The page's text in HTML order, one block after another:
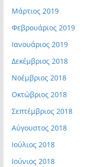
Μάρτιος 2019
Φεβρουάριος 2019
Ιανουάριος 2019
Δεκέμβριος 2018
Νοέμβριος 2018
Οκτώβριος 2018
Σεπτέμβριος 2018
Αύγουστος 2018
Ιούλιος 2018
Ιούνιος 2018